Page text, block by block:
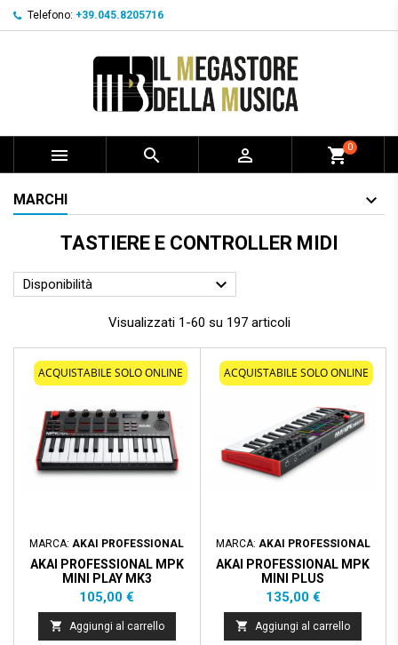
Telefono: +39.045.8205716
   shopping_cart0
MARCHI
TASTIERE E CONTROLLER MIDI
Disponibilità 
Visualizzati 1-60 su 197 articoli
ACQUISTABILE SOLO ONLINE
MARCA: AKAI PROFESSIONAL
AKAI PROFESSIONAL MPK
MINI PLAY MK3
Prezzo
105,00 €
 Aggiungi al carrello
ACQUISTABILE SOLO ONLINE
MARCA: AKAI PROFESSIONAL
AKAI PROFESSIONAL MPK
MINI PLUS
Prezzo
135,00 €
 Aggiungi al carrello